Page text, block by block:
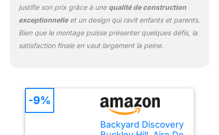
Buckley Hill est fabriqué
en bois de cèdre de
haute qualité et préteint.
Le bois de cèdre est
résistant aux intempéries
taille et portent des
numéros de pièces pour
un assemblage facile et
correct. DIMENSIONS
(LxBxH): 230 x 270 x
justifie son prix grâce à une qualité de construction
exceptionnelleet un design qui ravit enfants et parents.
Bien que le montage puisse présenter quelques défis, la
satisfaction finale en vaut largement la peine.
Backyard Discovery
-9%